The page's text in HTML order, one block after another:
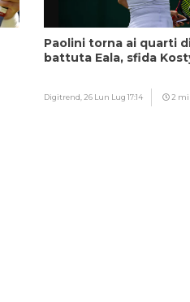
Paolini torna ai quarti
battuta Eala, sfida
Digitrend, 26 Lun Lug 17:14 2